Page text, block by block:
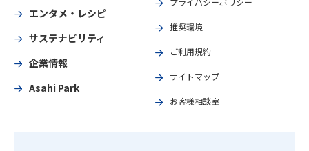
エンタメ・レシピ
サステナビリティ
企業情報
Asahi Park
推奨環境
ご利用規約
サイトマップ
お客様相談室